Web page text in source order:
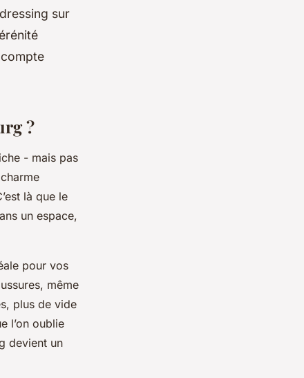
sur
?
- mais pas
là que le
un espace,
pour vos
même
plus de vide
l’on oublie
devient un